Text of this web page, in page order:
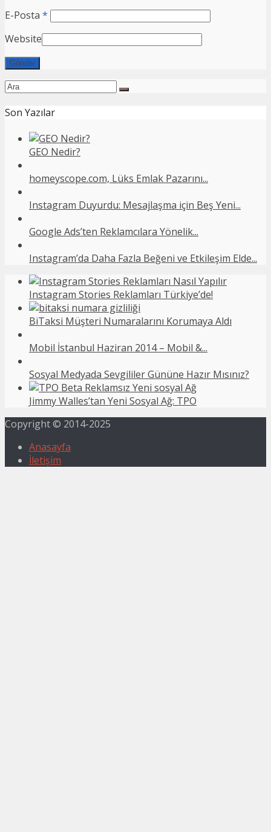
E-Posta *
Website
Son Yazılar
GEO Nedir?
homeyscope.com, Lüks Emlak Pazarını...
Instagram Duyurdu: Mesajlaşma için Beş Yeni...
Google Ads’ten Reklamcılara Yönelik...
Instagram’da Daha Fazla Beğeni ve Etkileşim Elde...
Instagram Stories Reklamları Türkiye’de!
BiTaksi Müşteri Numaralarını Korumaya Aldı
Mobil İstanbul Haziran 2014 – Mobil &...
Sosyal Medyada Sevgililer Gününe Hazır Mısınız?
Jimmy Walles’tan Yeni Sosyal Ağ: TPO
Copyright © 2014-2025
Anasayfa
İletişim